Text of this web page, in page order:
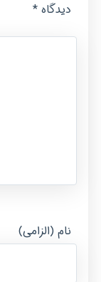
دیدگاه *
نام (الزامی)